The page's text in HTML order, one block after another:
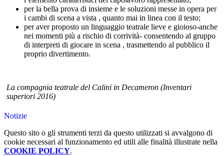
per la bella prova di insieme e le soluzioni messe in opera per
i cambi di scena a vista , quanto mai in linea con il testo;
per aver proposto un linguaggio teatrale lieve e gioioso-anche
nei momenti più a rischio di corrività- consentendo al gruppo
di interpreti di giocare in scena , trasmettendo al pubblico il
proprio divertimento.
La compagnia teatrale del Calini in Decameron (Inventari
superiori 2016)
Notizie
Questo sito o gli strumenti terzi da questo utilizzati si avvalgono di
cookie necessari al funzionamento ed utili alle finalità illustrate nella
COOKIE POLICY.